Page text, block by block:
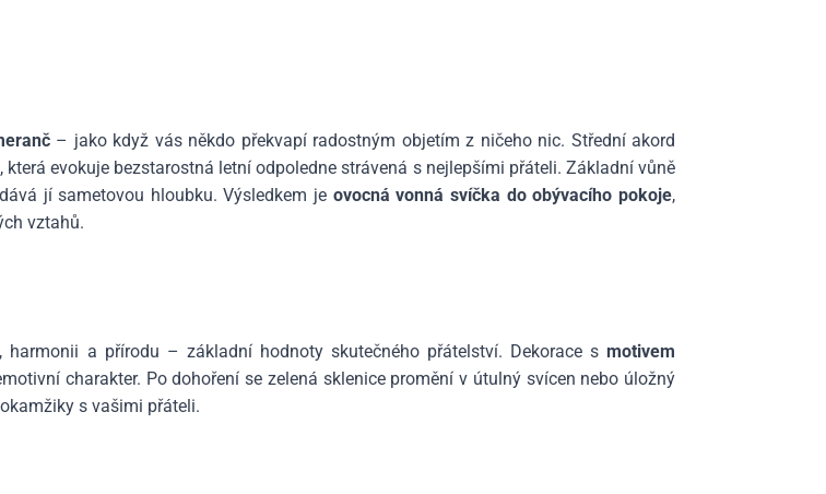
– jako když vás někdo překvapí radostným objetím z ničeho nic. Střední akord
, která evokuje bezstarostná letní odpoledne strávená s nejlepšími přáteli. Základní vůně
jí sametovou hloubku. Výsledkem je ovocná vonná svíčka do obývacího pokoje,
vztahů.
harmonii a přírodu – základní hodnoty skutečného přátelství. Dekorace smotivem
charakter. Po dohoření se zelená sklenice promění v útulný svícen nebo úložný
s vašimi přáteli.